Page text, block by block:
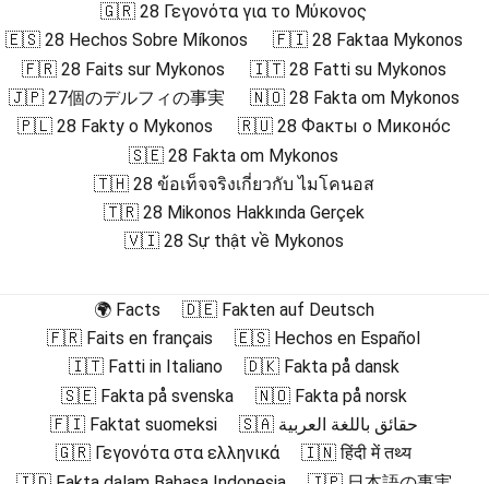
🇬🇷 28 Γεγονότα για το Μύκονος
🇪🇸 28 Hechos Sobre Míkonos
🇫🇮 28 Faktaa Mykonos
🇫🇷 28 Faits sur Mykonos
🇮🇹 28 Fatti su Mykonos
🇯🇵 27個のデルフィの事実
🇳🇴 28 Fakta om Mykonos
🇵🇱 28 Fakty o Mykonos
🇷🇺 28 Факты о Миконо́с
🇸🇪 28 Fakta om Mykonos
🇹🇭 28 ข้อเท็จจริงเกี่ยวกับ ไมโคนอส
🇹🇷 28 Mikonos Hakkında Gerçek
🇻🇮 28 Sự thật về Mykonos
🌍 Facts
🇩🇪 Fakten auf Deutsch
🇫🇷 Faits en français
🇪🇸 Hechos en Español
🇮🇹 Fatti in Italiano
🇩🇰 Fakta på dansk
🇸🇪 Fakta på svenska
🇳🇴 Fakta på norsk
🇫🇮 Faktat suomeksi
🇸🇦 حقائق باللغة العربية
🇬🇷 Γεγονότα στα ελληνικά
🇮🇳 हिंदी में तथ्य